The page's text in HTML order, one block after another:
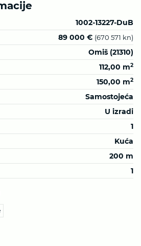
1002-13227-DuB
89 000 € (670 571 kn)
Omiš (21310)
112,00 m2
150,00 m2
Samostojeća
U izradi
1
Kuća
200 m
1